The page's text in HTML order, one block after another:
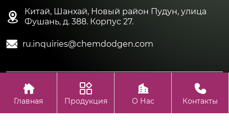

Китай, Шанхай, Новый район Пудун, улица
Фушань, д. 388. Корпус 27.
 ru.inquiries@chemdodgen.com
Авторское право©ООО Шанхай DODGEN по химической
технологии

Главная

Продукция

О Нас

Контакты